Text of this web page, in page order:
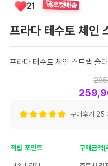
21 🚀로켓배송
프라다 테수토 체인
프라다 테수토 체인 스트랩 숄
구매후기 25
적립 포인트 구매금액(